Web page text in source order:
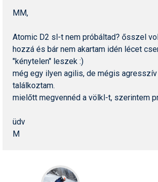
MM,
Atomic D2 sl-t nem próbáltad? ősszel
hozzá és bár nem akartam idén lécet
"kénytelen" leszek :)
még egy ilyen agilis, de mégis
találkoztam.
mielőtt megvennéd a völkl-t, szerintem
üdv
M